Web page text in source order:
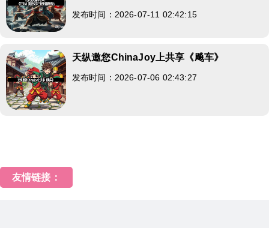
发布时间：2026-07-11 02:42:15
天纵邀您ChinaJoy上共享《飚车》
发布时间：2026-07-06 02:43:27
友情链接：